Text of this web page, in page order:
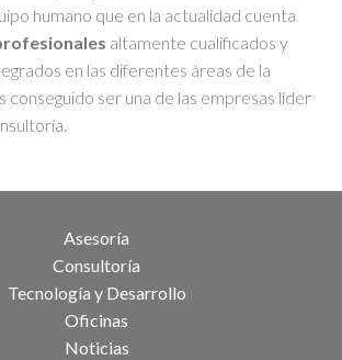
humano que en la actualidad cuenta
altamente cualificados y
en las diferentes áreas de la
conseguido ser una de las empresas líder
Asesoría
Consultoría
Tecnología y Desarrollo
Oficinas
Noticias